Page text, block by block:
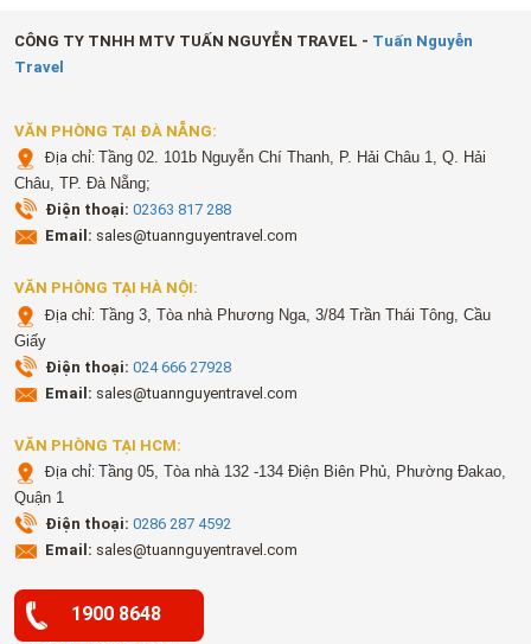
CÔNG TY TNHH MTV TUẤN NGUYỄN TRAVEL - Tuấn Nguyễn
Travel
VĂN PHÒNG TẠI ĐÀ NẴNG:
Địa chỉ:Tầng 02. 101b Nguyễn Chí Thanh, P. Hải Châu 1, Q. Hải
Châu, TP. Đà Nẵng;
Điện thoại: 02363 817 288
Email: sales@tuannguyentravel.com
VĂN PHÒNG TẠI HÀ NỘI:
Địa chỉ: Tầng 3, Tòa nhà Phương Nga, 3/84 Trần Thái Tông, Cầu
Giấy
Điện thoại: 024 666 27928
Email: sales@tuannguyentravel.com
VĂN PHÒNG TẠI HCM:
Địa chỉ:Tầng 05, Tòa nhà 132 -134 Điện Biên Phủ, Phường Đakao,
Quận 1
Điện thoại: 0286 287 4592
Email: sales@tuannguyentravel.com
1900 8648